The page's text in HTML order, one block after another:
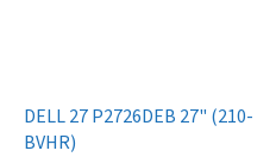
DELL 27 P2726DEB 27" (210-
BVHR)